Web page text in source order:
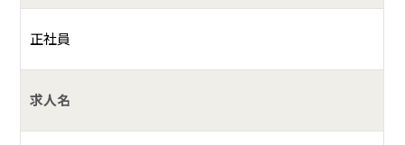
何をしている会社？
仮設業界のパイオニアとして、またリーディングカンパニー
正社員
求人名